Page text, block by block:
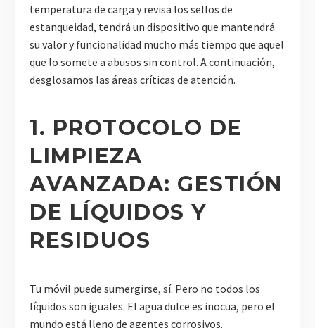
temperatura de carga y revisa los sellos de
estanqueidad, tendrá un dispositivo que mantendrá
su valor y funcionalidad mucho más tiempo que aquel
que lo somete a abusos sin control. A continuación,
desglosamos las áreas críticas de atención.
1. PROTOCOLO DE
LIMPIEZA
AVANZADA: GESTIÓN
DE LÍQUIDOS Y
RESIDUOS
Tu móvil puede sumergirse, sí. Pero no todos los
líquidos son iguales. El agua dulce es inocua, pero el
mundo está lleno de agentes corrosivos.